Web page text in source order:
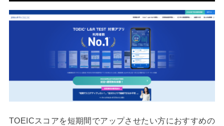
TOEICスコアを短期間でアップさせたい方におすすめの